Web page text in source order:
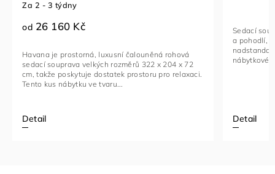
rohová
x 204 x 72
pro relaxaci.
Sedací souprava FABIO je ideální kombinací luxusu
nadstandardní komfort. Toto stylové a multifunkční
nábytkové řešení je vyrobeno...